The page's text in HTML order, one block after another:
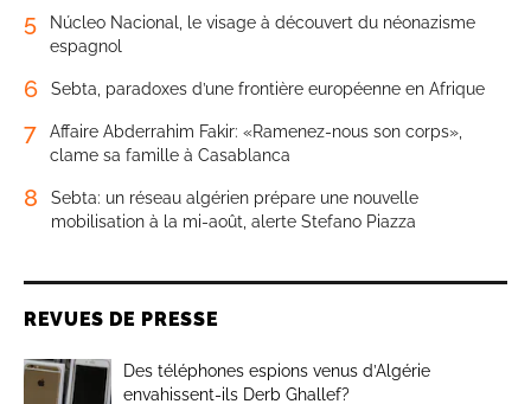
5
Núcleo Nacional, le visage à découvert du néonazisme
espagnol
6 Sebta, paradoxes d’une frontière européenne en Afrique
7
Affaire Abderrahim Fakir: «Ramenez-nous son corps»,
clame sa famille à Casablanca
8
Sebta: un réseau algérien prépare une nouvelle
mobilisation à la mi-août, alerte Stefano Piazza
REVUES DE PRESSE
Des téléphones espions venus d’Algérie
envahissent-ils Derb Ghallef?